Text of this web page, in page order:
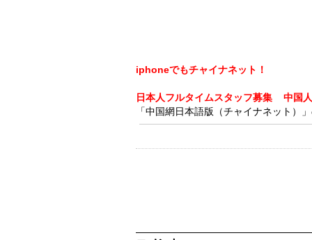
iphoneでもチャイナネット！
日本人フルタイムスタッフ募集
中国
「中国網日本語版（チャイナネット）